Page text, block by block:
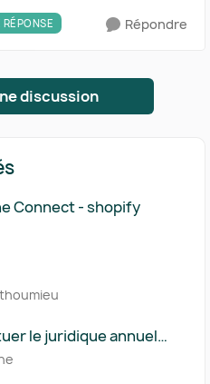
Répondre
discussion
Connect - shopify
le juridique annuel